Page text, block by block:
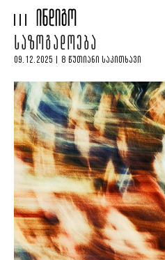
ᲡᲐᲖᲝᲒᲐᲓᲝᲔᲑᲐ
09.12.2025 | 8 ᲬᲣᲗᲘᲐᲜᲘ ᲡᲐᲙᲘᲗᲮᲐᲕᲘ